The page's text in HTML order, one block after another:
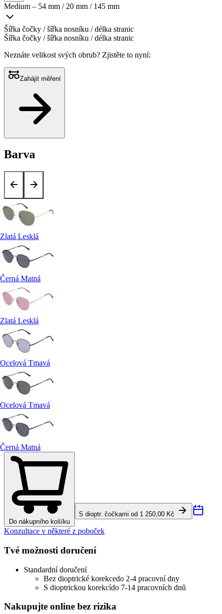
Medium – 54 mm / 20 mm / 145 mm
Šířka čočky / šířka nosníku / délka stranic
Šířka čočky / šířka nosníku / délka stranic
Neznáte velikost svých obrub? Zjistěte to nyní:
Zahájit měření
Barva
Zlatá Lesklá
Černá Matná
Zlatá Lesklá
Ocelová Tmavá
Ocelová Tmavá
Černá Matná
Do nákupního košíku
S dioptr. čočkami od 1 250,00 Kč
Konzultace v některé z poboček
Tvé možnosti doručení
Standardní doručení
Bez dioptrické korekcedo 2-4 pracovní dny
S dioptrickou korekcído 7-14 pracovních dnů
Nakupujte online bez rizika